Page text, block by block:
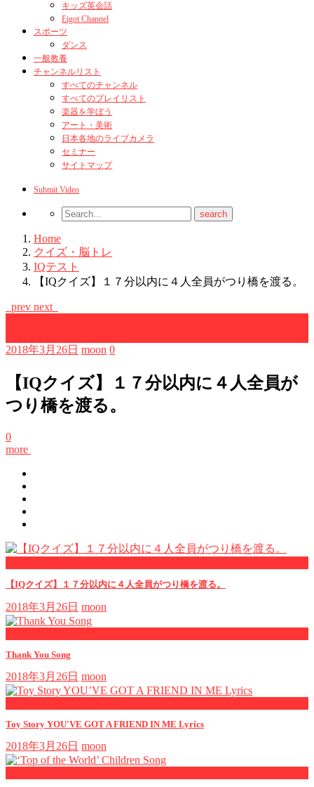
キッズ英会話
Eigot Channel
スポーツ
ダンス
一般教養
チャンネルリスト
すべてのチャンネル
すべてのプレイリスト
楽器を学ぼう
アート・美術
日本各地のライブカメラ
セミナー
サイトマップ
Submit Video
Home
クイズ・脳トレ
IQテスト
【IQクイズ】１７分以内に４人全員がつり橋を渡る。
prev next
2018年3月26日 moon 0
【IQクイズ】１７分以内に４人全員が
つり橋を渡る。
0
more
【IQクイズ】１７分以内に４人全員がつり橋を渡る。
2018年3月26日 moon
Thank You Song
2018年3月26日 moon
Toy Story YOU'VE GOT A FRIEND IN ME Lyrics
2018年3月26日 moon